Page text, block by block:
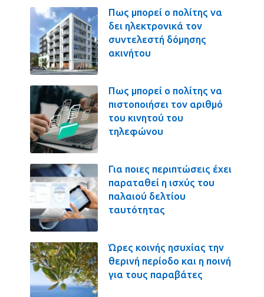
Πως μπορεί ο πολίτης να
δει ηλεκτρονικά τον
συντελεστή δόμησης
ακινήτου
Πως μπορεί ο πολίτης να
πιστοποιήσει τον αριθμό
του κινητού του
τηλεφώνου
Για ποιες περιπτώσεις έχει
παραταθεί η ισχύς του
παλαιού δελτίου
ταυτότητας
Ώρες κοινής ησυχίας την
θερινή περίοδο και η ποινή
για τους παραβάτες